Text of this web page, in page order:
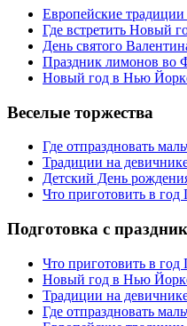
Европейские
Где встретить Новый
День святого
Праздник лимонов во
Новый год в Нью
Веселые торжества
Где отпраздновать
Традиции на
Детский День
Что приготовить в год
Подготовка с
Что приготовить в год
Новый год в Нью
Традиции на
Где отпраздновать